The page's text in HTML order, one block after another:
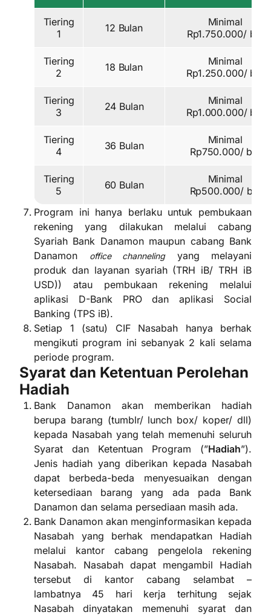
Tiering
1
12 Bulan
Minimal
Rp1.750.000/ bln
Tiering
2
18 Bulan
Minimal
Rp1.250.000/ bln
Tiering
3
24 Bulan
Minimal
Rp1.000.000/ bln
Tiering
4
36 Bulan
Minimal
Rp750.000/ bln
Tiering
5
60 Bulan
Minimal
Rp500.000/ bln
Program ini hanya berlaku untuk pembukaan
rekening yang dilakukan melalui cabang
Syariah Bank Danamon maupun cabang Bank
Danamon
office channelingyang melayani
produk dan layanan syariah (TRH iB/ TRH iB
USD)) atau pembukaan rekening melalui
aplikasi D-Bank PRO dan aplikasi Social
Banking (TPS iB).
Setiap 1 (satu) CIF Nasabah hanya berhak
mengikuti program ini sebanyak 2 kali selama
periode program.
Syarat dan Ketentuan Perolehan
Hadiah
Bank Danamon akan memberikan hadiah
berupa barang (tumblr/ lunch box/ koper/ dll)
kepada Nasabah yang telah memenuhi seluruh
Syarat dan Ketentuan Program (”Hadiah”).
Jenis hadiah yang diberikan kepada Nasabah
dapat berbeda-beda menyesuaikan dengan
ketersediaan barang yang ada pada Bank
Danamon dan selama persediaan masih ada.
Bank Danamon akan menginformasikan kepada
Nasabah yang berhak mendapatkan Hadiah
melalui kantor cabang pengelola rekening
Nasabah. Nasabah dapat mengambil Hadiah
tersebut di kantor cabang selambat –
lambatnya 45 hari kerja terhitung sejak
Nasabah dinyatakan memenuhi syarat dan